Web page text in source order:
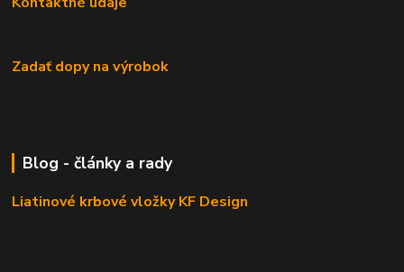
Zadať dopy na výrobok
Blog - články a rady
Liatinové krbové vložky KF Design